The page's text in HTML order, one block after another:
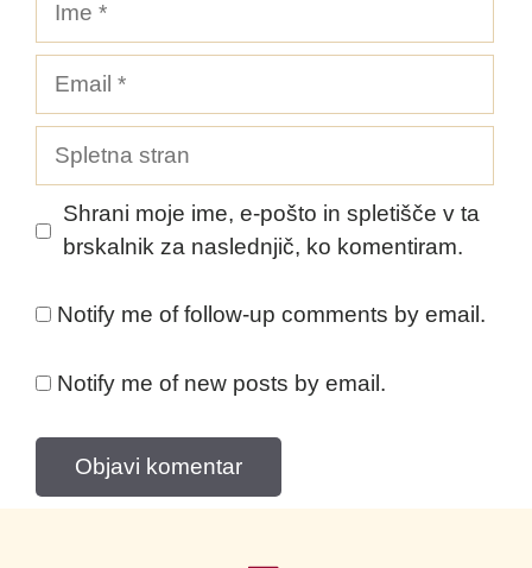
Spletna
stran
Shrani moje ime, e-pošto in spletišče v ta
brskalnik za naslednjič, ko komentiram.
Notify me of follow-up comments by email.
Notify me of new posts by email.